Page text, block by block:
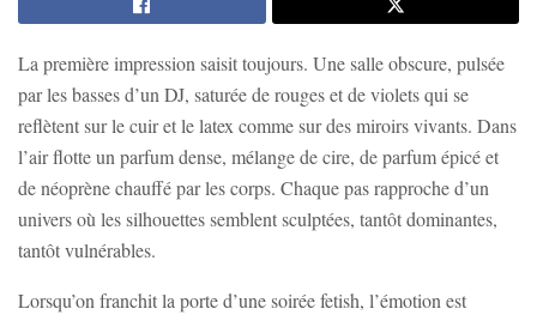
La première impression saisit toujours. Une salle obscure, pulsée
par les basses d’un DJ, saturée de rouges et de violets qui se
reflètent sur le cuir et le latex comme sur des miroirs vivants. Dans
l’air flotte un parfum dense, mélange de cire, de parfum épicé et
de néoprène chauffé par les corps. Chaque pas rapproche d’un
univers où les silhouettes semblent sculptées, tantôt dominantes,
tantôt vulnérables.
Lorsqu’on franchit la porte d’une soirée fetish, l’émotion est